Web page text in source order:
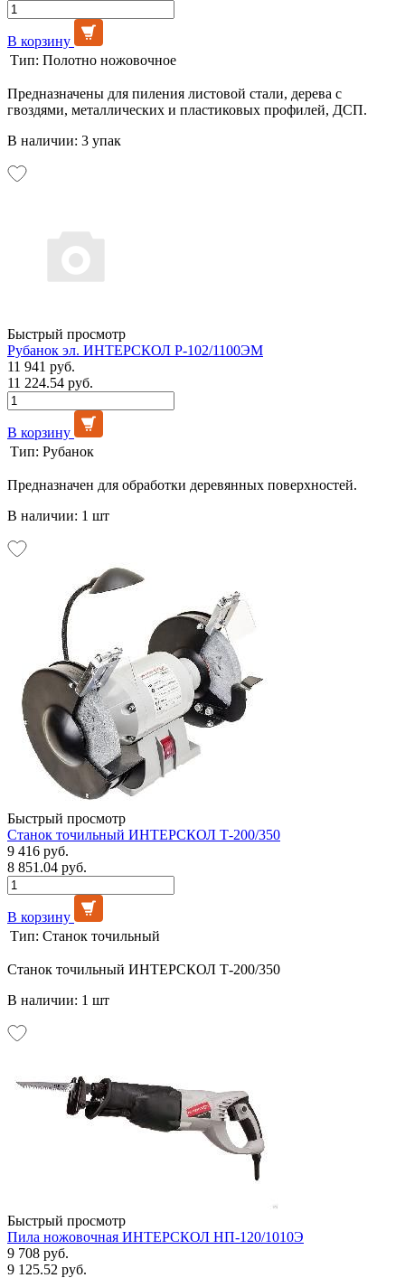
В корзину
Тип: Полотно ножовочное
Предназначены для пиления листовой стали, дерева с
гвоздями, металлических и пластиковых профилей, ДСП.
В наличии: 3 упак
Быстрый просмотр
Рубанок эл. ИНТЕРСКОЛ Р-102/1100ЭМ
11 941 руб.
11 224.54 руб.
В корзину
Тип: Рубанок
Предназначен для обработки деревянных поверхностей.
В наличии: 1 шт
Быстрый просмотр
Станок точильный ИНТЕРСКОЛ Т-200/350
9 416 руб.
8 851.04 руб.
В корзину
Тип: Станок точильный
Станок точильный ИНТЕРСКОЛ Т-200/350
В наличии: 1 шт
Быстрый просмотр
Пила ножовочная ИНТЕРСКОЛ НП-120/1010Э
9 708 руб.
9 125.52 руб.